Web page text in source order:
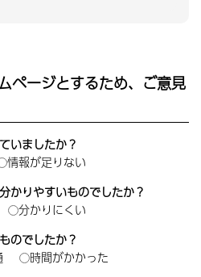
ページとするため、ご意見
いましたか？
情報が足りない
かりやすいものでしたか？
分かりにくい
のでしたか？
時間がかかった